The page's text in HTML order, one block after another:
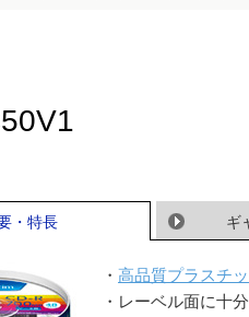
・特長 ギ
・ 高品質プラスチ
・レーベル面に十